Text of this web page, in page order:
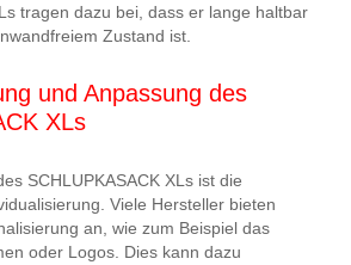
tragen dazu bei, dass er lange haltbar
Zustand ist.
und Anpassung des
XLs
SCHLUPKASACK XLs ist die
Viele Hersteller bieten
an, wie zum Beispiel das
oder Logos. Dies kann dazu